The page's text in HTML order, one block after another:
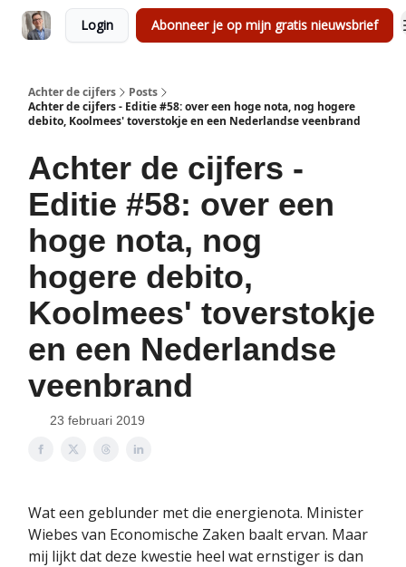
Login Abonneer je op mijn gratis nieuwsbrief
Achter de cijfers
Posts
Achter de cijfers - Editie #58: over een hoge nota, nog hogere
debito, Koolmees' toverstokje en een Nederlandse veenbrand
Achter de cijfers -
Editie #58: over een
hoge nota, nog
hogere debito,
Koolmees' toverstokje
en een Nederlandse
veenbrand
23 februari 2019
Wat een geblunder met die energienota. Minister
Wiebes van Economische Zaken baalt ervan. Maar
mij lijkt dat deze kwestie heel wat ernstiger is dan